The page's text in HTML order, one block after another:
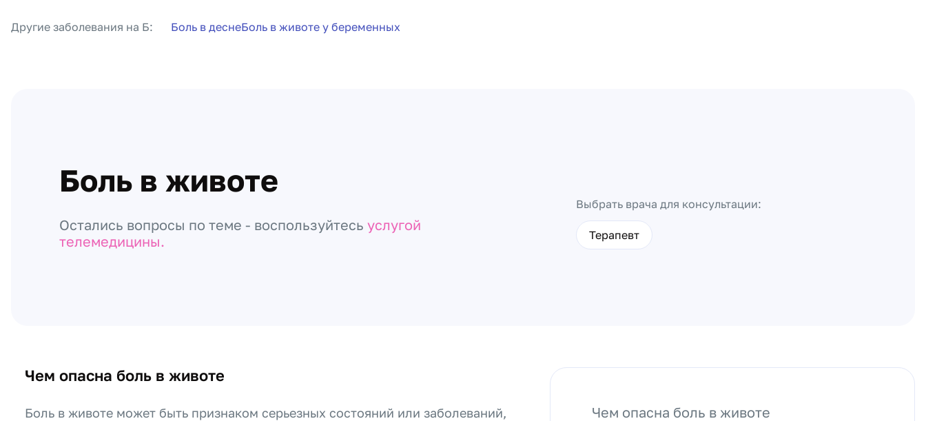
Другие заболевания на Б: Боль в деснеБоль в животе у беременных
Боль в животе
Остались вопросы по теме - воспользуйтесь услугой
телемедицины.
Выбрать врача для консультации:
Терапевт
Чем опасна боль в животе
Боль в животе может быть признаком серьезных состояний или заболеваний,
Чем опасна боль в животе